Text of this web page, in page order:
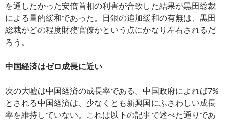
を通したかった安倍首相の利害が合致した結果が黒田総裁
による量的緩和であった。日銀の追加緩和の有無は、黒田
総裁がどの程度財務官僚かという点にかなり左右されるだ
ろう。
中国経済はゼロ成長に近い
次の大嘘は中国経済の成長率である。中国政府によれば7%
とされる中国経済は、少なくとも新興国にふさわしい成長
率を維持していない。これは以下の記事で述べた通りであ